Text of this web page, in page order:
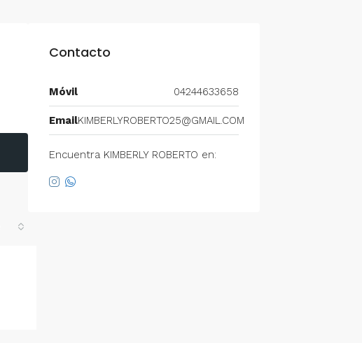
Contacto
Móvil 04244633658
EmailKIMBERLYROBERTO25@GMAIL.COM
Encuentra KIMBERLY ROBERTO en: